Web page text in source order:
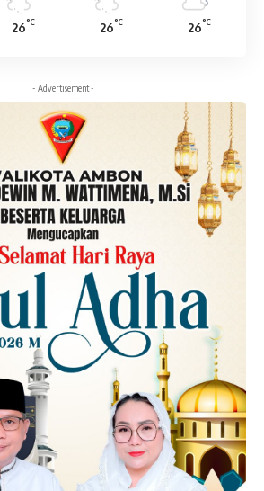
26°C 26°C 26°C
- Advertisement -